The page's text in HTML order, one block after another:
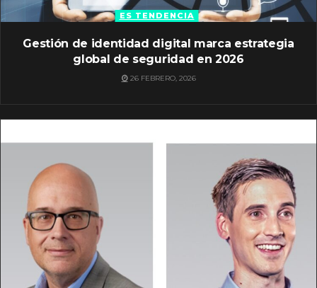
ES TENDENCIA
Gestión de identidad digital marca estrategia
global de seguridad en 2026
26 FEBRERO, 2026